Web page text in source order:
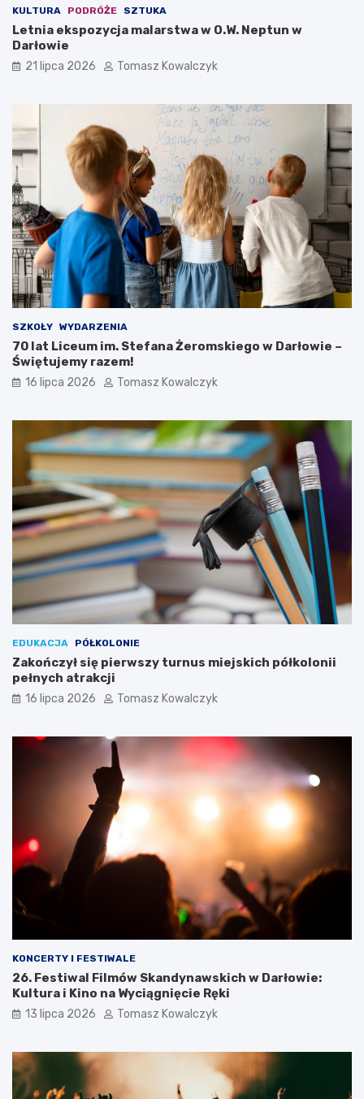
KULTURA PODRÓŻE SZTUKA
Letnia ekspozycja malarstwa w O.W. Neptun w
Darłowie
21 lipca 2026 Tomasz Kowalczyk
SZKOŁY WYDARZENIA
70 lat Liceum im. Stefana Żeromskiego w Darłowie –
Świętujemy razem!
16 lipca 2026 Tomasz Kowalczyk
EDUKACJA PÓŁKOLONIE
Zakończył się pierwszy turnus miejskich półkolonii
pełnych atrakcji
16 lipca 2026 Tomasz Kowalczyk
KONCERTY I FESTIWALE
26. Festiwal Filmów Skandynawskich w Darłowie:
Kultura i Kino na Wyciągnięcie Ręki
13 lipca 2026 Tomasz Kowalczyk